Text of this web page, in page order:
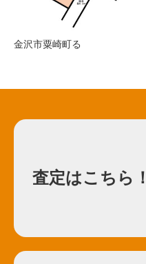
金沢市粟崎町る
査定はこちら！